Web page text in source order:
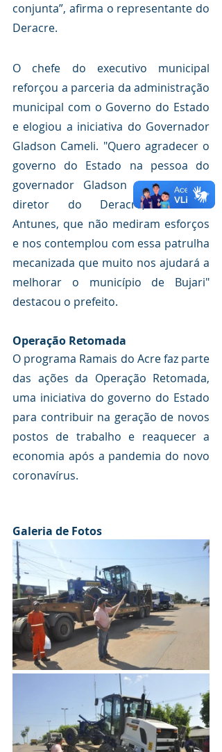
conjunta”, afirma o representante do
Deracre.
O chefe do executivo municipal
reforçou a parceria da administração
municipal com o Governo do Estado
e elogiou a iniciativa do Governador
Gladson Cameli. "Quero agradecer o
governo do Estado na pessoa do
governador Gladson Cameli e do
diretor do Deracre, Petrônio
Antunes, que não mediram esforços
e nos contemplou com essa patrulha
mecanizada que muito nos ajudará a
melhorar o município de Bujari"
destacou o prefeito.
Operação Retomada
O programa Ramais do Acre faz parte
das ações da Operação Retomada,
uma iniciativa do governo do Estado
para contribuir na geração de novos
postos de trabalho e reaquecer a
economia após a pandemia do novo
coronavírus.
Galeria de Fotos